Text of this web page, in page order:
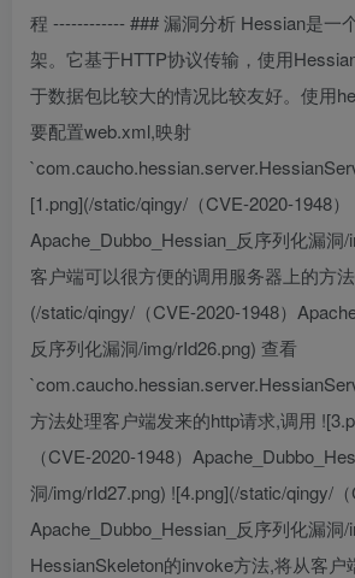
程 ------------ ### 漏洞分析 Hessian是一
架。它基于HTTP协议传输，使用
于数据包比较大的情况比较友好。使用
要配置web.xml,映射
[1.png](/static/qingy/（CVE-2020-1948）
Apache_Dubbo_Hessian_反序列化漏洞
客户端可以很方便的调用服务器上的方
(/static/qingy/（CVE-2020-1948）
反序列化漏洞/img/rId26.png) 查看
方法处理客户端发来的http请求,调用
（CVE-2020-1948）
洞/img/rId27.png) ![4.png](/static/qingy/（
Apache_Dubbo_Hessian_反序列化漏洞
HessianSkeleton的invoke方法,将从客户